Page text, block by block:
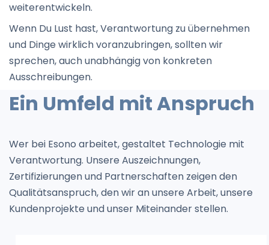
weiterentwickeln.
Wenn Du Lust hast, Verantwortung zu übernehmen
und Dinge wirklich voranzubringen, sollten wir
sprechen, auch unabhängig von konkreten
Ausschreibungen.
Ein Umfeld mit Anspruch
Wer bei Esono arbeitet, gestaltet Technologie mit
Verantwortung. Unsere Auszeichnungen,
Zertifizierungen und Partnerschaften zeigen den
Qualitätsanspruch, den wir an unsere Arbeit, unsere
Kundenprojekte und unser Miteinander stellen.